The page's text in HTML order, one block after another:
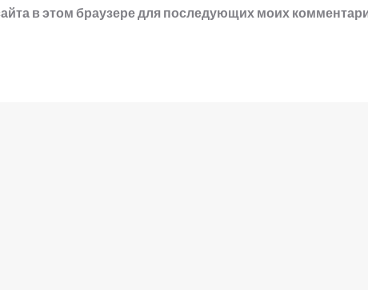
в этом браузере для последующих моих